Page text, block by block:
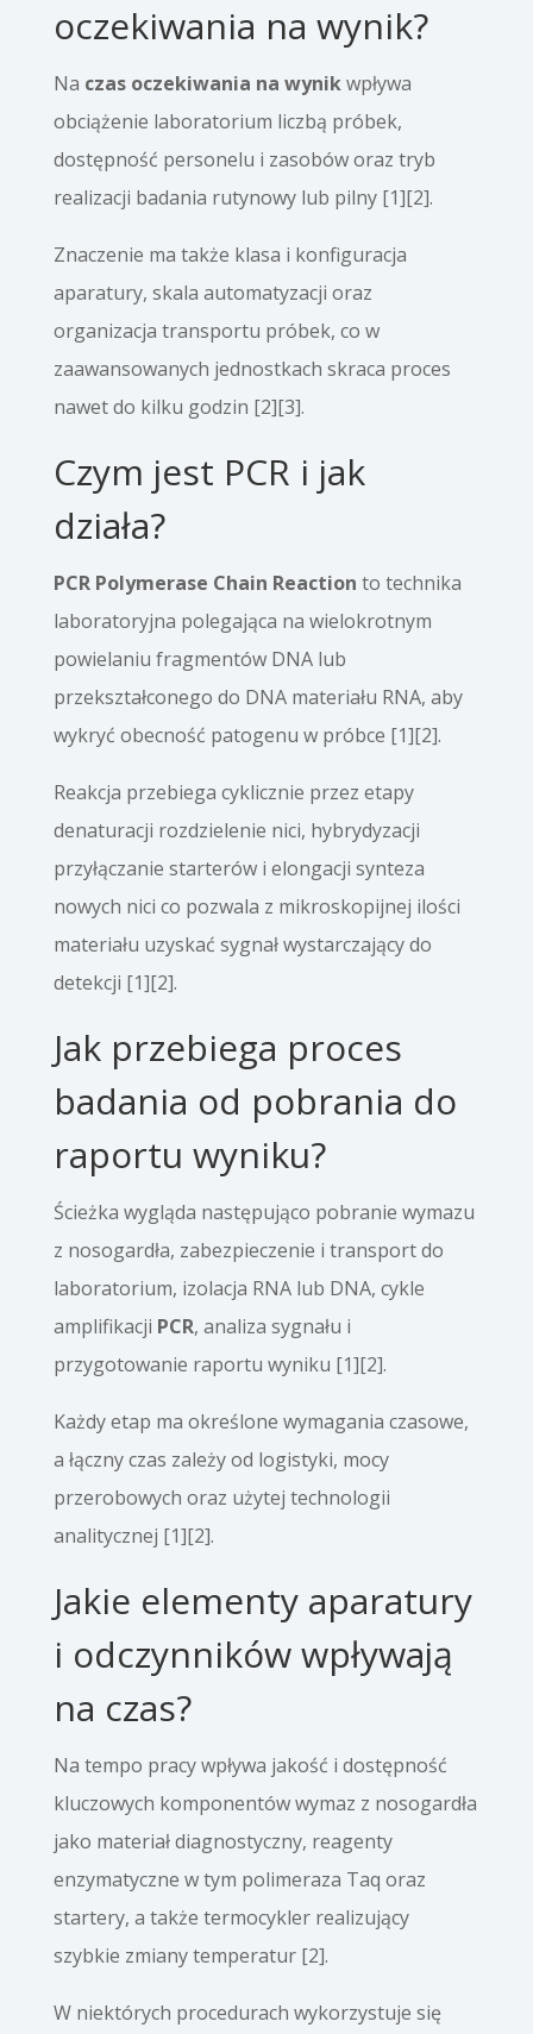
oczekiwania na wynik?
Na czas oczekiwania na wynikwpływa
obciążenie laboratorium liczbą próbek,
dostępność personelu i zasobów oraz tryb
realizacji badania rutynowy lub pilny [1][2].
Znaczenie ma także klasa i konfiguracja
aparatury, skala automatyzacji oraz
organizacja transportu próbek, co w
zaawansowanych jednostkach skraca proces
nawet do kilku godzin [2][3].
Czym jest PCR i jak
działa?
PCR Polymera­se Chain Reaction to technika
laboratoryjna polegająca na wielokrotnym
powielaniu fragmentów DNA lub
przekształconego do DNA materiału RNA, aby
wykryć obecność patogenu w próbce [1][2].
Reakcja przebiega cyklicznie przez etapy
denaturacji rozdzielenie nici, hybrydyzacji
przyłączanie starterów i elongacji synteza
nowych nici co pozwala z mikroskopijnej ilości
materiału uzyskać sygnał wystarczający do
detekcji [1][2].
Jak przebiega proces
badania od pobrania do
raportu wyniku?
Ścieżka wygląda następująco pobranie wymazu
z nosogardła, zabezpieczenie i transport do
laboratorium, izolacja RNA lub DNA, cykle
amplifikacji PCR, analiza sygnału i
przygotowanie raportu wyniku [1][2].
Każdy etap ma określone wymagania czasowe,
a łączny czas zależy od logistyki, mocy
przerobowych oraz użytej technologii
analitycznej [1][2].
Jakie elementy aparatury
i odczynników wpływają
na czas?
Na tempo pracy wpływa jakość i dostępność
kluczowych komponentów wymaz z nosogardła
jako materiał diagnostyczny, reagenty
enzymatyczne w tym polimeraza Taq oraz
startery, a także termocykler realizujący
szybkie zmiany temperatur [2].
W niektórych procedurach wykorzystuje się